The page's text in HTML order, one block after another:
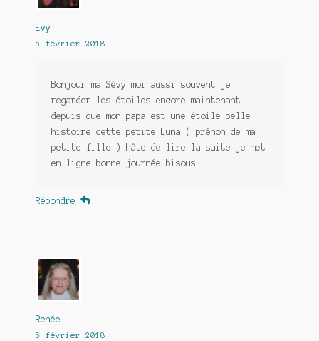
Evy
5 février 2018
Bonjour ma Sévy moi aussi souvent je
regarder les étoiles encore maintenant
depuis que mon papa est une étoile belle
histoire cette petite Luna ( prénon de ma
petite fille ) hâte de lire la suite je met
en ligne bonne journée bisous
Répondre
Renée
5 février 2018